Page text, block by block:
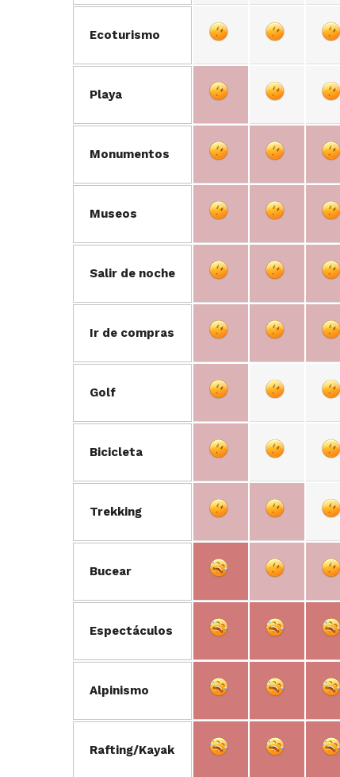
Ecoturismo
Playa
Monumentos
Museos
Salir de noche
Ir de compras
Golf
Bicicleta
Trekking
Bucear
Espectáculos
Alpinismo
Rafting/Kayak